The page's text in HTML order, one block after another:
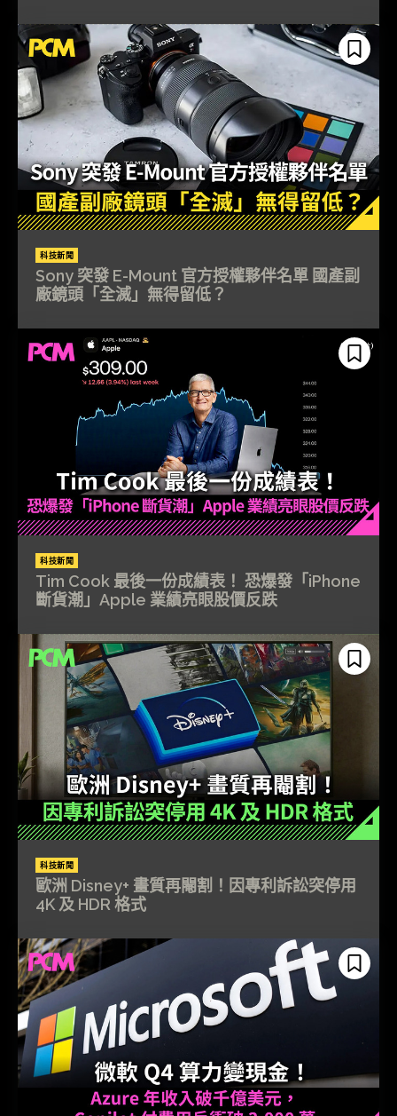
科技新聞
Sony 突發 E-Mount 官方授權夥伴名單 國產副
廠鏡頭「全滅」無得留低？
科技新聞
Tim Cook 最後一份成績表！ 恐爆發「iPhone
斷貨潮」Apple 業績亮眼股價反跌
科技新聞
歐洲 Disney+ 畫質再閹割！因專利訴訟突停用
4K 及 HDR 格式